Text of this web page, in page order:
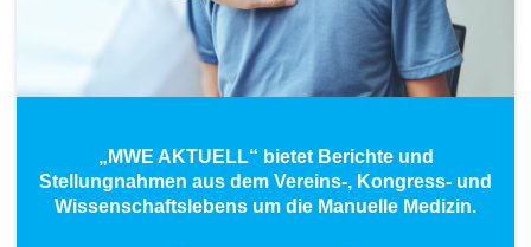
„MWE AKTUELL“ bietet Berichte und
Stellungnahmen aus dem Vereins-, Kongress- und
Wissenschaftslebens um die Manuelle Medizin.